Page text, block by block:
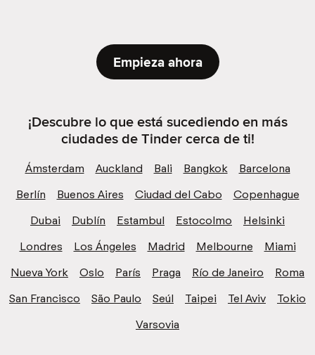
Empieza ahora
¡Descubre lo que está sucediendo en más
ciudades de Tinder cerca de ti!
Ámsterdam Auckland Bali Bangkok
Barcelona
Berlín
Buenos Aires Ciudad del Cabo
Copenhague
Dubai
Dublín Estambul Estocolmo
Helsinki
Londres
Los Ángeles Madrid Melbourne
Miami
Nueva York
Oslo París Praga Río de Janeiro
Roma
San Francisco
São Paulo Seúl Taipei Tel Aviv
Tokio
Varsovia